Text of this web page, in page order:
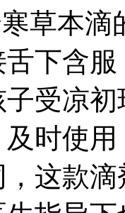
草本
下含
受凉
时使
这款